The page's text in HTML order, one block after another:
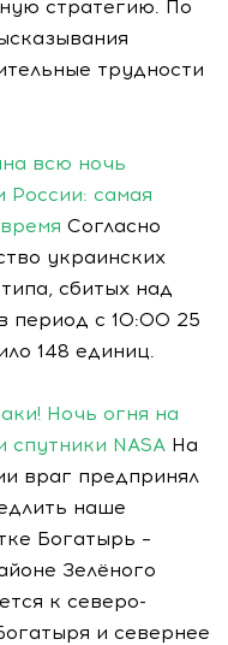
стратегию. По
трудности
всю ночь
России: самая
Согласно
украинских
сбитых над
период с 10:00 25
148 единиц.
Ночь огня на
NASA На
враг предпринял
наше
Богатырь –
Зелёного
к северо-
и севернее